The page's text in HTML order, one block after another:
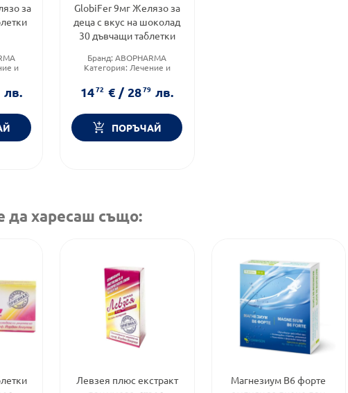
за
и
лв.
GlobiFer 9мг Желязо за
деца с вкус на шоколад
30 дъвчащи таблетки
Бранд:ABOPHARMA
Категория: Лечение и
Форма на продукта:
дъвчащи таблетки
1472 € / 2879 лв.
ПОРЪЧАЙ
харесаш също:
Левзея плюс екстракт
Магнезиум В6 форте